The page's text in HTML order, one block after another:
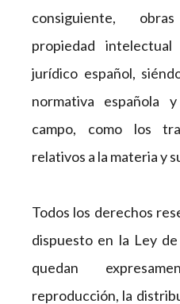
consiguiente,
propiedad
jurídico español,
normativa española
campo, como los
relativos a la materia y
Todos los derechos
dispuesto en la Ley
quedan
reproducción, la